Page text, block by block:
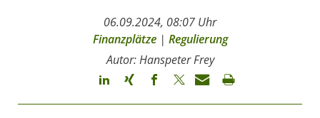
06.09.2024, 08:07 Uhr
Finanzplätze| Regulierung
Autor: Hanspeter Frey